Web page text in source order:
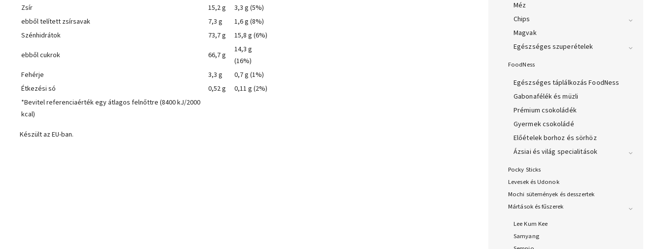
Méz
Chips
Magvak
Egészséges szuperételek
FoodNess
Egészséges táplálkozás FoodNess
Gabonafélék és müzli
Prémium csokoládék
Gyermek csokoládé
Előételek borhoz és sörhöz
Ázsiai és világ specialitások
Pocky Sticks
Levesek és Udonok
Mochi sütemények és desszertek
Mártások és fűszerek
Lee Kum Kee
Samyang
Zsír
15,2 g
3,3 g (5%)
ebből telített zsírsavak
7,3 g
1,6 g (8%)
Szénhidrátok
73,7 g
15,8 g (6%)
ebből cukrok
66,7 g
14,3 g
(16%)
Fehérje
3,3 g
0,7 g (1%)
Étkezési só
0,52 g
0,11 g (2%)
*Bevitel referenciaérték egy átlagos felnőttre (8400 kJ/2000
kcal)
Készült az EU-ban.